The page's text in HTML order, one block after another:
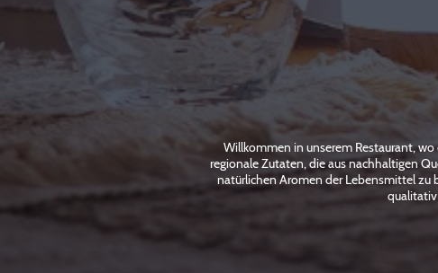
Willkommen in unserem Restaurant,
regionale Zutaten, die aus nachhaltigen
natürlichen Aromen der Lebensmittel zu
qualitativ